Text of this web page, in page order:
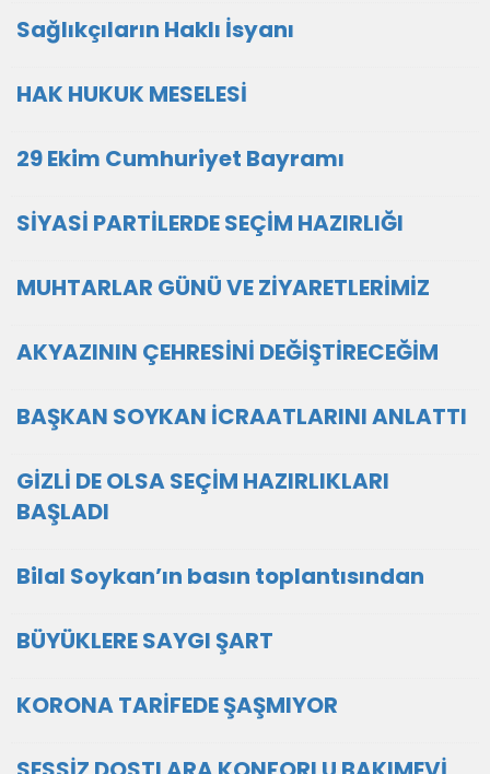
Sağlıkçıların Haklı İsyanı
HAK HUKUK MESELESİ
29 Ekim Cumhuriyet Bayramı
SİYASİ PARTİLERDE SEÇİM HAZIRLIĞI
MUHTARLAR GÜNÜ VE ZİYARETLERİMİZ
AKYAZININ ÇEHRESİNİ DEĞİŞTİRECEĞİM
BAŞKAN SOYKAN İCRAATLARINI ANLATTI
GİZLİ DE OLSA SEÇİM HAZIRLIKLARI
BAŞLADI
Bilal Soykan’ın basın toplantısından
BÜYÜKLERE SAYGI ŞART
KORONA TARİFEDE ŞAŞMIYOR